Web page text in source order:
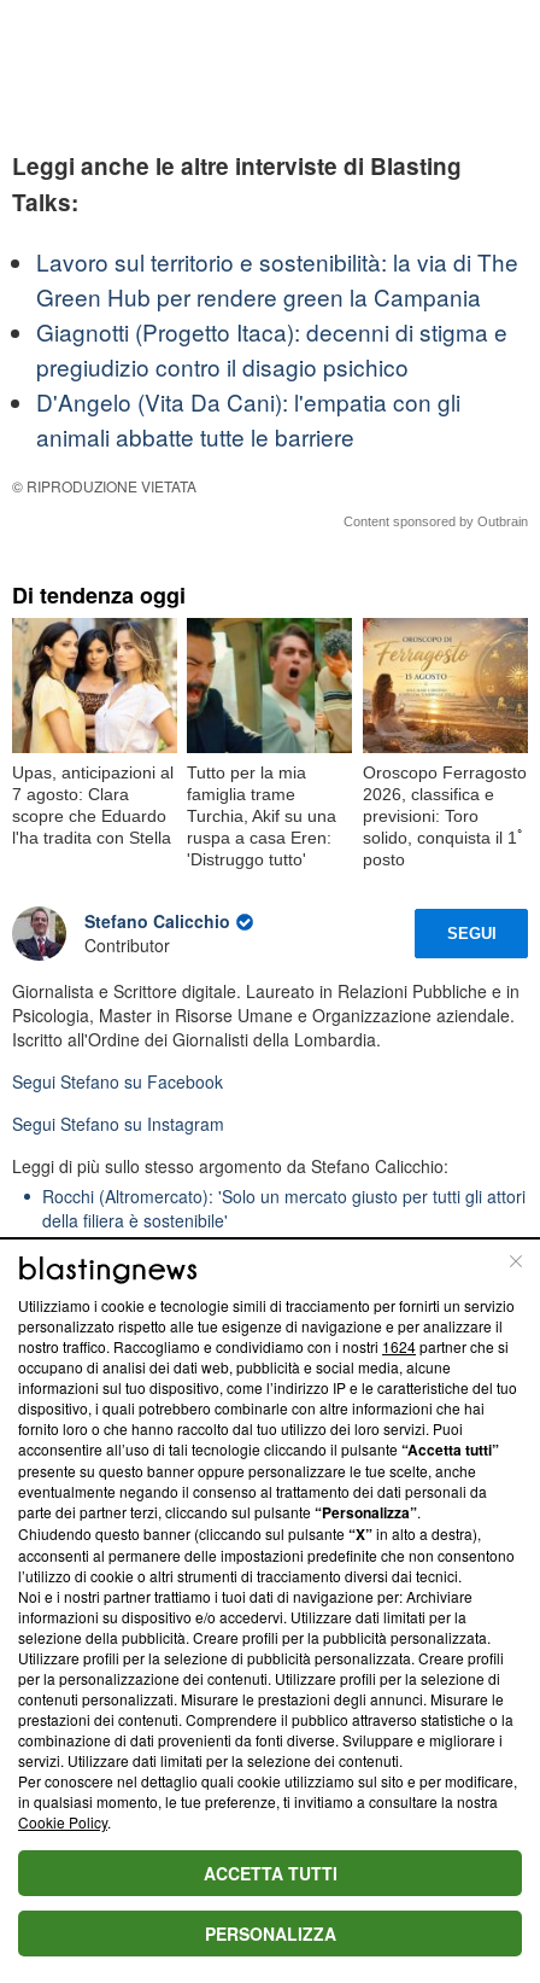
Leggi anche le altre interviste di Blasting
Talks:
Lavoro sul territorio e sostenibilità: la via di The
Green Hub per rendere green la Campania
Giagnotti (Progetto Itaca): decenni di stigma e
pregiudizio contro il disagio psichico
D'Angelo (Vita Da Cani): l'empatia con gli
animali abbatte tutte le barriere
© RIPRODUZIONE VIETATA
Content sponsored by Outbrain
Di tendenza oggi
Upas, anticipazioni al
7 agosto: Clara
scopre che Eduardo
l'ha tradita con Stella
Tutto per la mia
famiglia trame
Turchia, Akif su una
ruspa a casa Eren:
'Distruggo tutto'
Oroscopo Ferragosto
2026, classifica e
previsioni: Toro
solido, conquista il 1ﾟ
posto
Stefano Calicchio
Contributor
SEGUI
Giornalista e Scrittore digitale. Laureato in Relazioni Pubbliche e in
Psicologia, Master in Risorse Umane e Organizzazione aziendale.
Iscritto all'Ordine dei Giornalisti della Lombardia.
Segui Stefano su Facebook
Segui Stefano su Instagram
Leggi di più sullo stesso argomento da Stefano Calicchio:
Rocchi (Altromercato): 'Solo un mercato giusto per tutti gli attori
della filiera è sostenibile'
Garbagnati: un pasto caldo è il nostro impegno verso persone
sole e ai margini della società
Carpini (Area-Dog): per superare l’alimentazione industriale
creato un prodotto da zero
Pier Luigi Crivelli
Video Maker
SEGUI
Questo articolo è stato curato e verificato da
Massimiliano Mattiello
Revisore della news
Suggerisci una correzione
Valuta il titolo di questo articolo
Blasting News consiglia
Upas, anticipazioni al 7 agosto: Clara scopre che
Utilizziamo i cookie e tecnologie simili di tracciamento per fornirti un servizio
personalizzato rispetto alle tue esigenze di navigazione e per analizzare il
nostro traffico. Raccogliamo e condividiamo con i nostri 1624partner che si
occupano di analisi dei dati web, pubblicità e social media, alcune
informazioni sul tuo dispositivo, come l’indirizzo IP e le caratteristiche del tuo
dispositivo, i quali potrebbero combinarle con altre informazioni che hai
fornito loro o che hanno raccolto dal tuo utilizzo dei loro servizi. Puoi
acconsentire all’uso di tali tecnologie cliccando il pulsante“Accetta tutti”
presente su questo banner oppure personalizzare le tue scelte, anche
eventualmente negando il consenso al trattamento dei dati personali da
parte dei partner terzi, cliccando sul pulsante“Personalizza”.
Chiudendo questo banner (cliccando sul pulsante“X”in alto a destra),
acconsenti al permanere delle impostazioni predefinite che non consentono
l’utilizzo di cookie o altri strumenti di tracciamento diversi dai tecnici.
Noi e i nostri partner trattiamo i tuoi dati di navigazione per: Archiviare
informazioni su dispositivo e/o accedervi. Utilizzare dati limitati per la
selezione della pubblicità. Creare profili per la pubblicità personalizzata.
Utilizzare profili per la selezione di pubblicità personalizzata. Creare profili
per la personalizzazione dei contenuti. Utilizzare profili per la selezione di
contenuti personalizzati. Misurare le prestazioni degli annunci. Misurare le
prestazioni dei contenuti. Comprendere il pubblico attraverso statistiche o la
combinazione di dati provenienti da fonti diverse. Sviluppare e migliorare i
servizi. Utilizzare dati limitati per la selezione dei contenuti.
Per conoscere nel dettaglio quali cookie utilizziamo sul sito e per modificare,
in qualsiasi momento, le tue preferenze, ti invitiamo a consultare la nostra
Cookie Policy.
ACCETTA TUTTI
PERSONALIZZA